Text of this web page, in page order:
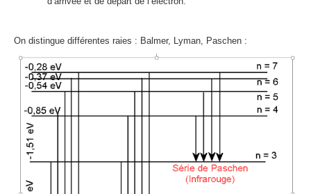
On distingue différentes raies : Balmer, Lyman, Paschen :